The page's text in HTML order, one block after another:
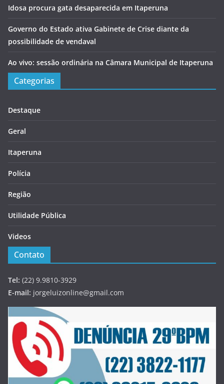
Idosa procura gata desaparecida em Itaperuna
Governo do Estado ativa Gabinete de Crise diante da
possibilidade de vendaval
Ao vivo: sessão ordinária na Câmara Municipal de Itaperuna
Categorias
Destaque
Geral
Itaperuna
Polícia
Região
Utilidade Pública
Videos
Contato
Tel: (22) 9.9810-3929
E-mail: jorgeluizonline@gmail.com